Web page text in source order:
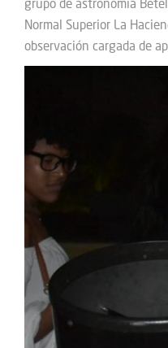
grupo de astronomía
Normal Superior La
observación cargada de